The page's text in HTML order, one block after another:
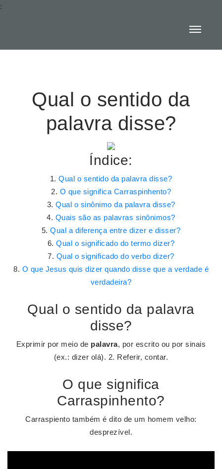
:
Qual o sentido da
palavra disse?
Índice:
Qual o sentido da palavra disse?
O que significa Carraspinhento?
Qual o sinônimo da palavra disse?
Quais são as palavras sinônimos?
Qual a diferença entre dizer e disser?
Qual o significado do termo dizer?
Qual o significado do verbo dizer?
O que Jesus quis dizer quando disse que a verdade é
verdadeira?
Qual o sentido da palavra
disse?
Exprimir por meio de palavra, por escrito ou por sinais
(ex.: dizer olá). 2. Referir, contar.
O que significa
Carraspinhento?
Carraspiento também é dito de um homem velho:
desprezível.